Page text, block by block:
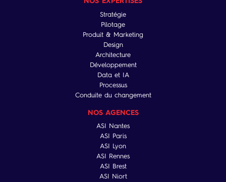
Stratégie
Pilotage
Produit & Marketing
Design
Architecture
Développement
Data et IA
Processus
Conduite du changement
NOS AGENCES
ASI Nantes
ASI Paris
ASI Lyon
ASI Rennes
ASI Brest
ASI Niort